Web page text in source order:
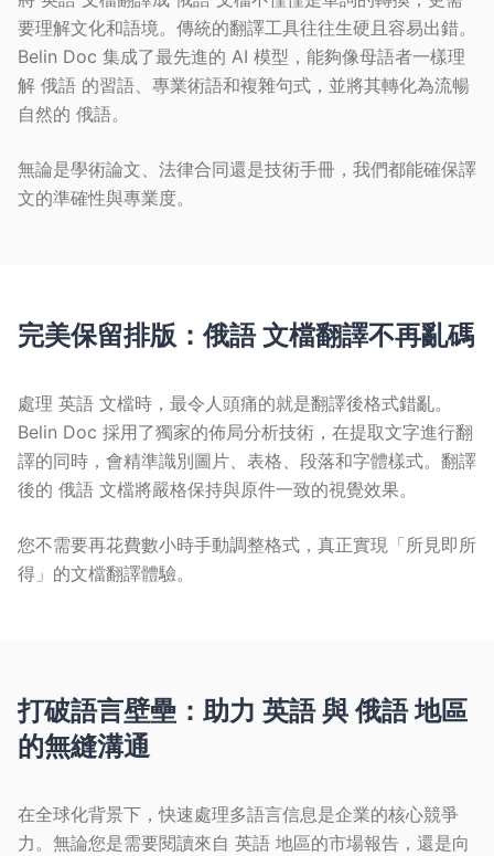
要理解文化和語境。傳統的翻譯工具往往生硬且容易出錯。
Belin Doc 集成了最先進的 AI 模型，能夠像母語者一樣理
解 俄語 的習語、專業術語和複雜句式，並將其轉化為流暢
自然的 俄語。
無論是學術論文、法律合同還是技術手冊，我們都能確保譯
文的準確性與專業度。
完美保留排版：俄語 文檔翻譯不再亂碼
處理 英語 文檔時，最令人頭痛的就是翻譯後格式錯亂。
Belin Doc 採用了獨家的佈局分析技術，在提取文字進行翻
譯的同時，會精準識別圖片、表格、段落和字體樣式。翻譯
後的 俄語 文檔將嚴格保持與原件一致的視覺效果。
您不需要再花費數小時手動調整格式，真正實現「所見即所
得」的文檔翻譯體驗。
打破語言壁壘：助力 英語 與 俄語 地區
的無縫溝通
在全球化背景下，快速處理多語言信息是企業的核心競爭
力。無論您是需要閱讀來自 英語 地區的市場報告，還是向